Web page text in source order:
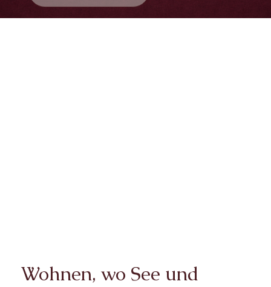
Wohnen, wo See und